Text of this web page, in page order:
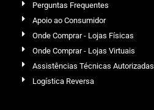
Perguntas Frequentes
Apoio ao Consumidor
Onde Comprar - Lojas Físicas
Onde Comprar - Lojas Virtuais
Assistências Técnicas Autorizadas
Logística Reversa